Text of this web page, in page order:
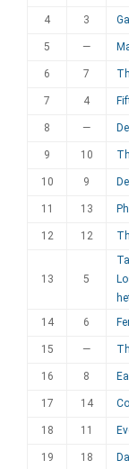
4 3
5 —
6 7
7 4
8 —
9 10
10 9
11 13
12 12
13 5
14
6
15 —
16 8
17 14
18 11
19 18